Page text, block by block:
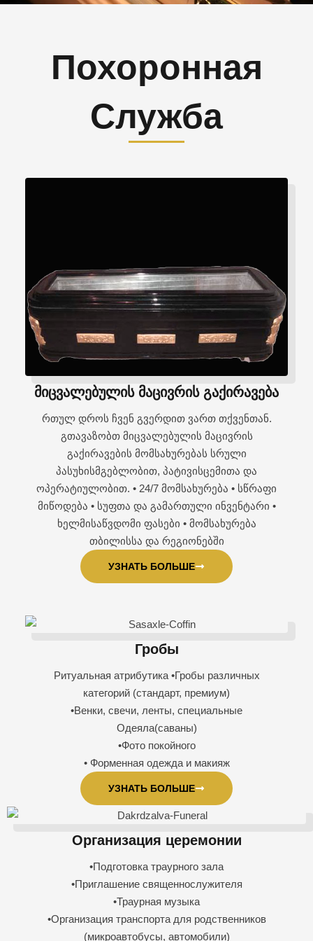
Похоронная
Служба
მიცვალებულის მაცივრის გაქირავება
რთულ დროს ჩვენ გვერდით ვართ თქვენთან.
გთავაზობთ მიცვალებულის მაცივრის
გაქირავების მომსახურებას სრული
პასუხისმგებლობით, პატივისცემითა და
ოპერატიულობით. • 24/7 მომსახურება • სწრაფი
მიწოდება • სუფთა და გამართული ინვენტარი •
ხელმისაწვდომი ფასები • მომსახურება
თბილისსა და რეგიონებში
УЗНАТЬ БОЛЬШЕ
Гробы
Ритуальная атрибутика •Гробы различных
категорий (стандарт, премиум)
•Венки, свечи, ленты, специальные
Одеяла(саваны)
•Фото покойного
• Форменная одежда и макияж
УЗНАТЬ БОЛЬШЕ
Организация церемонии
•Подготовка траурного зала
•Приглашение священнослужителя
•Траурная музыка
•Организация транспорта для родственников
(микроавтобусы, автомобили)